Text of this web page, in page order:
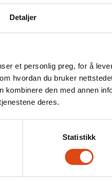
Detaljer
et personlig preg, for å
hvordan du bruker
den med annen
deres.
Statistikk
i større grad skjer «i
av innlegget løftet
både med andre
sektor i
Hun framhevet at
samtidig som